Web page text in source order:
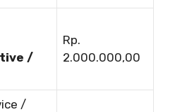
/
Rp.
2.000.000,00
/